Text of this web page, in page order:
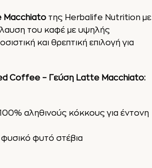
Macchiato της Herbalife Nutrition με
του καφέ με υψηλής
και θρεπτική επιλογή για
Coffee – Γεύση Latte Macchiato:
αληθινούς κόκκους για έντονη
φυτό στέβια